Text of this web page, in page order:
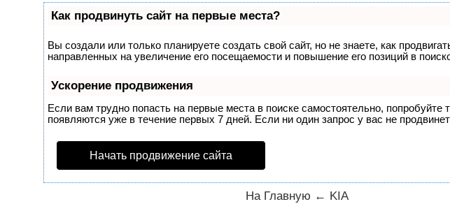
о
е
м
е
ю
Как продвинуть сайт на первые места?
Вы создали или только планируете создать свой сайт, но не знаете, как
направленных на увеличение его посещаемости и повышение его позиций в
Ускорение продвижения
Если вам трудно попасть на первые места в поиске самостоятельно, попробуйте
появляются уже в течение первых 7 дней. Если ни один запрос у вас не
Начать продвижение сайта
На Главную ← KIA